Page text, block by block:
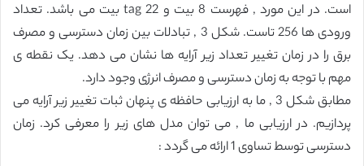
است. در این مورد , فهرست 8 بیت و tag 22 بیت می باشد. تعداد
ورودی ها 256 تاست. شکل 3 , تبادلات بین زمان دسترسی و مصرف
برق را در زمان تغییر تعداد زیر آرایه ها نشان می دهد. یک نقطه ی
مهم با توجه به زمان دسترسی و مصرف انرژی وجود دارد.
مطابق شکل 3 , ما به ارزیابی حافظه ی پنهان ثبات تغییر زیر آرایه می
پردازیم. در ارزیابی ما , می توان مدل های زیر را معرفی کرد. زمان
دسترسی توسط تساوی 1 ارائه می گردد :